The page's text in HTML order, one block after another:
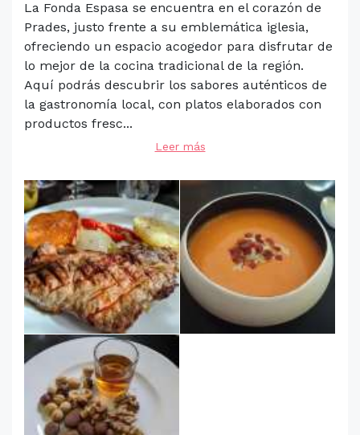
La Fonda Espasa se encuentra en el corazón de
Prades, justo frente a su emblemática iglesia,
ofreciendo un espacio acogedor para disfrutar de
lo mejor de la cocina tradicional de la región.
Aquí podrás descubrir los sabores auténticos de
la gastronomía local, con platos elaborados con
productos fresc...
Leer más